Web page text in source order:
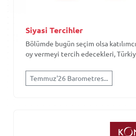
Siyasi Tercihler
Bölümde bugün seçim olsa
oy vermeyi tercih edecekleri,
Temmuz'26 Barometres...